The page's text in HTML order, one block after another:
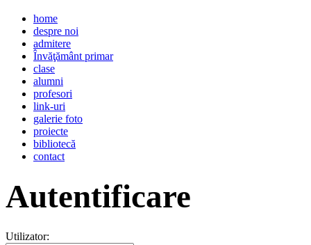
home
despre noi
admitere
Învăţământ primar
clase
alumni
profesori
link-uri
galerie foto
proiecte
bibliotecă
contact
Autentificare
Utilizator: